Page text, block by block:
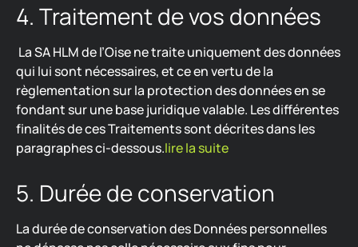
4. Traitement de vos données
La SA HLM de l’Oise ne traite uniquement des données
qui lui sont nécessaires, et ce en vertu de la
règlementation sur la protection des données en se
fondant sur une base juridique valable. Les différentes
finalités de ces Traitements sont décrites dans les
paragraphes ci-dessous.lire la suite
5. Durée de conservation
La durée de conservation des Données personnelles